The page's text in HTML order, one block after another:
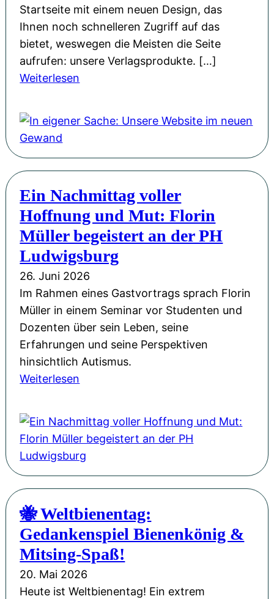
Startseite mit einem neuen Design, das
Ihnen noch schnelleren Zugriff auf das
bietet, weswegen die Meisten die Seite
aufrufen: unsere Verlagsprodukte. […]
Weiterlesen
e
n
e
r
S
a
c
h
e
:
U
n
s
r
e
W
b
i
t
e
i
m
Ein Nachmittag voller
Hoffnung und Mut: Florin
Müller begeistert an der PH
Ludwigsburg
26. Juni 2026
Im Rahmen eines Gastvortrags sprach Florin
Müller in einem Seminar vor Studenten und
Dozenten über sein Leben, seine
Erfahrungen und seine Perspektiven
hinsichtlich Autismus.
Weiterlesen
n
N
a
m
i
t
t
🐝 Weltbienentag:
Gedankenspiel Bienenkönig &
Mitsing-Spaß!
20. Mai 2026
Heute ist Weltbienentag! Ein extrem